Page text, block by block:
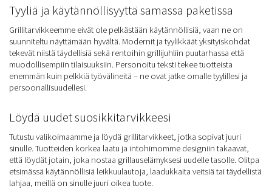
Tyyliä ja käytännöllisyyttä samassa paketissa
Grillitarvikkeemme eivät ole pelkästään käytännöllisiä, vaan ne on
suunniteltu näyttämään hyvältä. Modernit ja tyylikkäät yksityiskohdat
tekevät niistä täydellisiä sekä rentoihin grillijuhliin puutarhassa että
muodollisempiin tilaisuuksiin. Personoitu teksti tekee tuotteista
enemmän kuin pelkkiä työvälineitä – ne ovat jatke omalle tyylillesi ja
persoonallisuudellesi.
Löydä uudet suosikkitarvikkeesi
Tutustu valikoimaamme ja löydä grillitarvikkeet, jotka sopivat juuri
sinulle. Tuotteiden korkea laatu ja intohimomme designiin takaavat,
että löydät jotain, joka nostaa grillauselämyksesi uudelle tasolle. Olitpa
etsimässä käytännöllisiä leikkuulautoja, laadukkaita veitsiä tai täydellistä
lahjaa, meillä on sinulle juuri oikea tuote.